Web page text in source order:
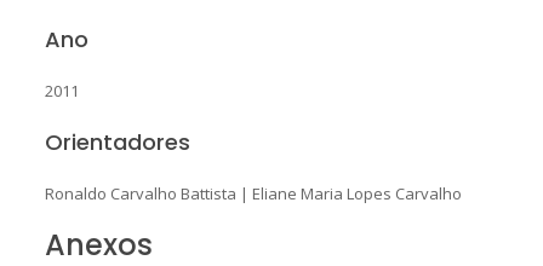
Ano
2011
Orientadores
Ronaldo Carvalho Battista | Eliane Maria Lopes Carvalho
Anexos